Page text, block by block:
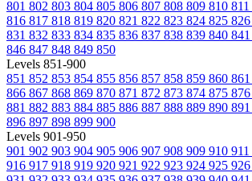
801 802 803 804 805 806 807 808 809 810 811
816 817 818 819 820 821 822 823 824 825 826
831 832 833 834 835 836 837 838 839 840 841
846 847 848 849 850
Levels 851-900
851 852 853 854 855 856 857 858 859 860 861
866 867 868 869 870 871 872 873 874 875 876
881 882 883 884 885 886 887 888 889 890 891
896 897 898 899 900
Levels 901-950
901 902 903 904 905 906 907 908 909 910 911
916 917 918 919 920 921 922 923 924 925 926